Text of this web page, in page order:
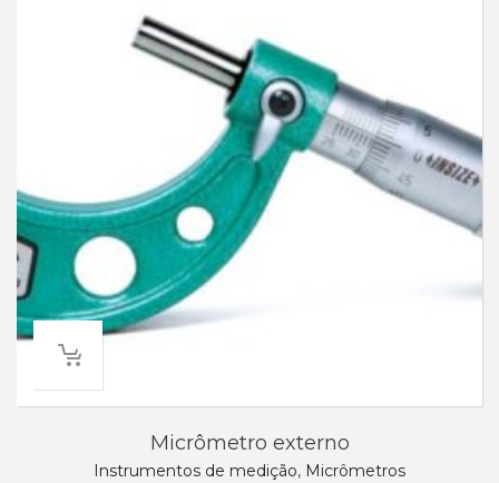
Micrômetro externo
Instrumentos de medição, Micrômetros